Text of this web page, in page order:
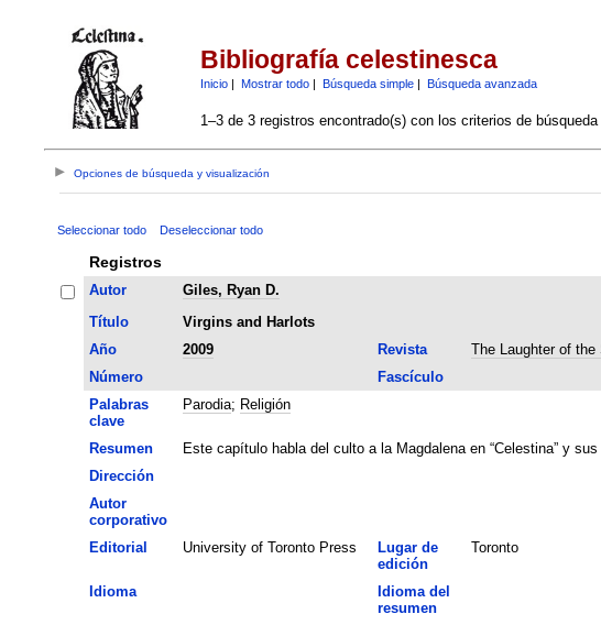
Bibliografía celestinesca
Inicio| Mostrar todo| Búsqueda simple| Búsqueda avanzada
1–3 de 3 registros encontrado(s) con los criterios de
Opciones de búsqueda y visualización
Seleccionar todo Deseleccionar todo
Registros
Autor
Giles, Ryan D.
Título
Virgins and Harlots
Año
2009 Revista The Laughter of
Número
Fascículo
Palabras
clave
Parodia; Religión
Resumen
Este capítulo habla del culto a la Magdalena en “Celestina” y sus
Dirección
Autor
corporativo
Editorial University of Toronto Press
Lugar de
edición
Toronto
Idioma
Idioma del
resumen